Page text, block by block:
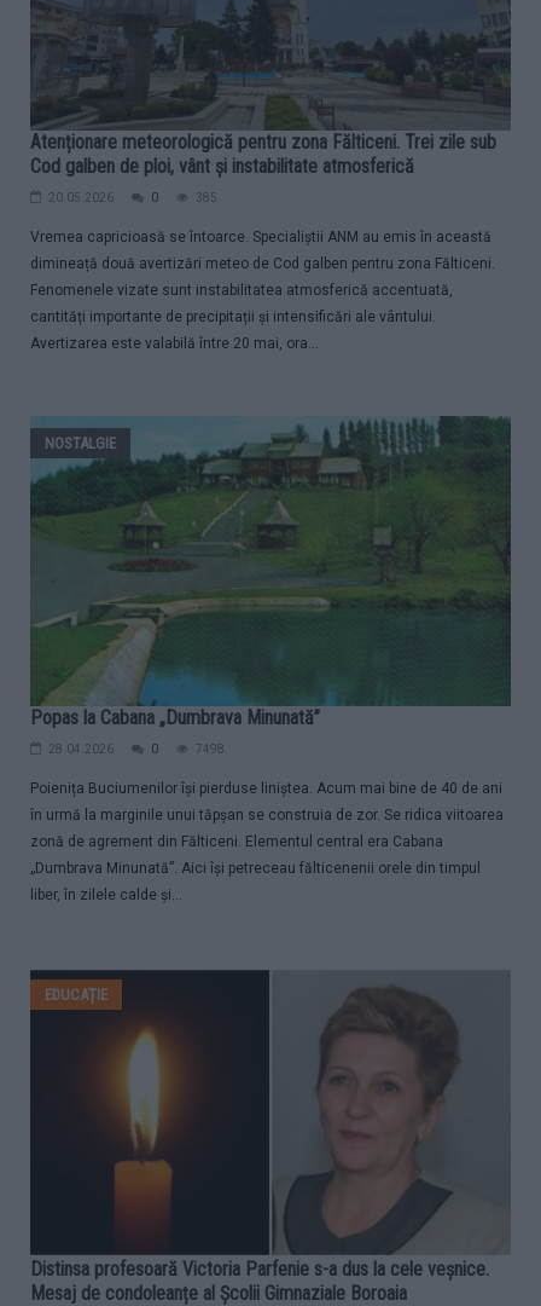
Atenționare meteorologică pentru zona Fălticeni. Trei zile sub
Cod galben de ploi, vânt și instabilitate atmosferică
20.05.2026 0 385
Vremea capricioasă se întoarce. Specialiștii ANM au emis în această
dimineață două avertizări meteo de Cod galben pentru zona Fălticeni.
Fenomenele vizate sunt instabilitatea atmosferică accentuată,
cantități importante de precipitații și intensificări ale vântului.
Avertizarea este valabilă între 20 mai, ora...
NOSTALGIE
Popas la Cabana „Dumbrava Minunată”
28.04.2026 0 7498
Poienița Buciumenilor își pierduse liniștea. Acum mai bine de 40 de ani
în urmă la marginile unui tăpșan se construia de zor. Se ridica viitoarea
zonă de agrement din Fălticeni. Elementul central era Cabana
„Dumbrava Minunată”. Aici își petreceau fălticenenii orele din timpul
liber, în zilele calde și...
EDUCAȚIE
Distinsa profesoară Victoria Parfenie s-a dus la cele veșnice.
Mesaj de condoleanțe al Școlii Gimnaziale Boroaia